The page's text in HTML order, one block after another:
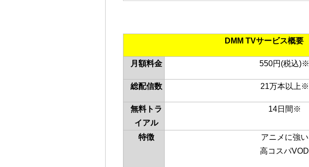
DMM TVサービス概要
月額料金 550円(税込)※
総配信数 21万本以上 ※
無料トラ
イアル
14日間 ※
特徴
アニメに強い
高コスパVOD